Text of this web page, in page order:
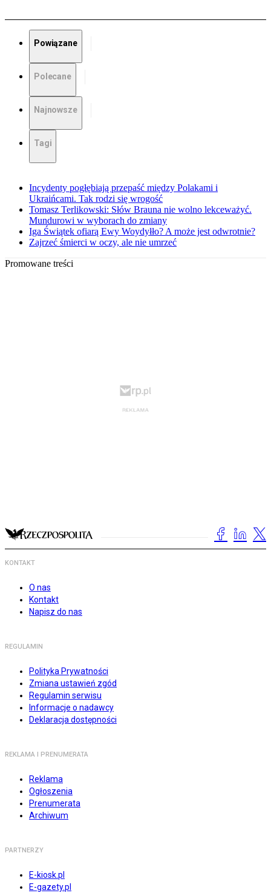
Powiązane
Polecane
Najnowsze
Tagi
Incydenty pogłębiają przepaść między Polakami i
Ukraińcami. Tak rodzi się wrogość
Tomasz Terlikowski: Słów Brauna nie wolno lekceważyć.
Mundurowi w wyborach do zmiany
Iga Świątek ofiarą Ewy Woydyłło? A może jest odwrotnie?
Zajrzeć śmierci w oczy, ale nie umrzeć
Promowane treści
KONTAKT
O nas
Kontakt
Napisz do nas
REGULAMIN
Polityka Prywatności
Zmiana ustawień zgód
Regulamin serwisu
Informacje o nadawcy
Deklaracja dostępności
REKLAMA I PRENUMERATA
Reklama
Ogłoszenia
Prenumerata
Archiwum
PARTNERZY
E-kiosk.pl
E-gazety.pl